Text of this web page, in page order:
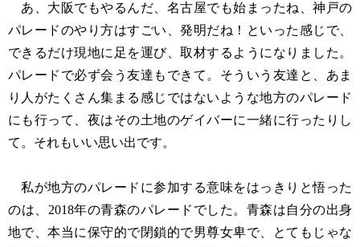
あ、大阪でもやるんだ、名古屋でも始まったね、神戸の
パレードのやり方はすごい、発明だね！といった感じで、
できるだけ現地に足を運び、取材するようになりました。
パレードで必ず会う友達もできて。そういう友達と、あま
り人がたくさん集まる感じではないような地方のパレード
にも行って、夜はその土地のゲイバーに一緒に行ったりし
て。それもいい思い出です。
私が地方のパレードに参加する意味をはっきりと悟った
のは、2018年の青森のパレードでした。青森は自分の出身
地で、本当に保守的で閉鎖的で男尊女卑で、とてもじゃな